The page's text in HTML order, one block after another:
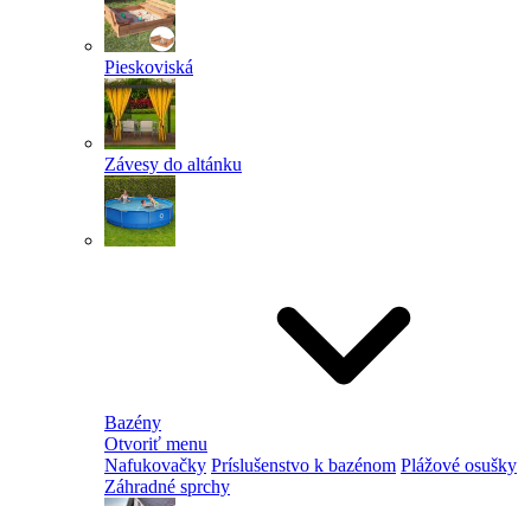
Pieskoviská
Závesy do altánku
Bazény
Otvoriť menu
Nafukovačky Príslušenstvo k bazénom Plážové osušky
Záhradné sprchy